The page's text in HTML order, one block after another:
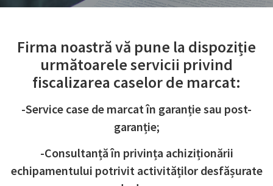
Firma noastră vă pune la dispoziție
următoarele servicii privind
fiscalizarea caselor de marcat:
-Service case de marcat în garanție sau post-
garanție;
-Consultanță în privința achiziționării
echipamentului potrivit activităților desfășurate